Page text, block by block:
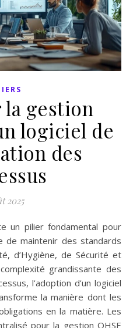
gestion
logiciel de
des
2025
de maintenir des standards
d’Hygiène, de Sécurité et
grandissante des
l’adoption d’un logiciel
la manière dont les
en la matière. Les
pour la gestion QHSE